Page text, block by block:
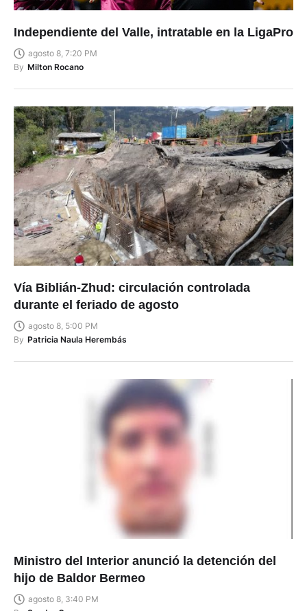
Independiente del Valle, intratable en la LigaPro
agosto 8, 7:20 PM
By Milton Rocano
Vía Biblián-Zhud: circulación controlada
durante el feriado de agosto
agosto 8, 5:00 PM
By Patricia Naula Herembás
Ministro del Interior anunció la detención del
hijo de Baldor Bermeo
agosto 8, 3:40 PM